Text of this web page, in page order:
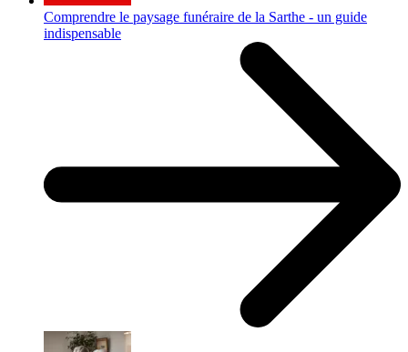
Comprendre le paysage funéraire de la Sarthe - un guide
indispensable